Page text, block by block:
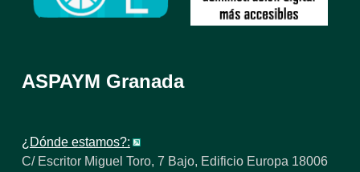
ASPAYM Granada
¿Dónde estamos?:
C/ Escritor Miguel Toro, 7 Bajo, Edificio Europa 18006